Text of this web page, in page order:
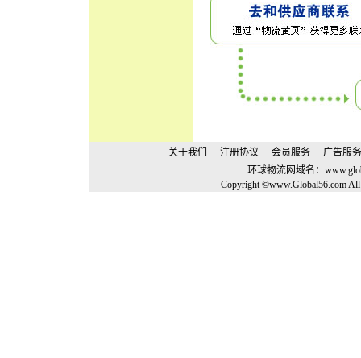
关于我们 注册协议 会员服务
广告服务
环球物流网域名：
Copyright ©www.Global56.com All